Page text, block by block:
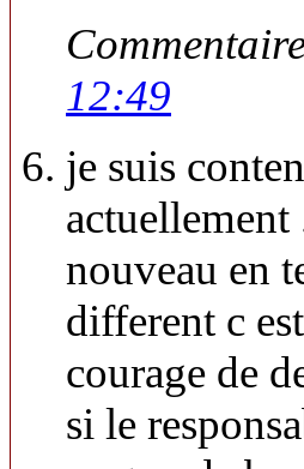
12:49
je suis
actuellement
nouveau en
different c
courage de
si le